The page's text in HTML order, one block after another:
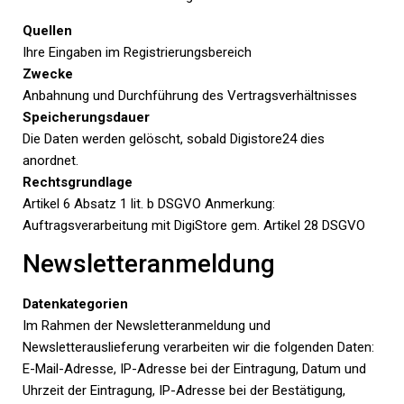
Quellen
Ihre Eingaben im Registrierungsbereich
Zwecke
Anbahnung und Durchführung des Vertragsverhältnisses
Speicherungsdauer
Die Daten werden gelöscht, sobald Digistore24 dies
anordnet.
Rechtsgrundlage
Artikel 6 Absatz 1 lit. b DSGVO Anmerkung:
Auftragsverarbeitung mit DigiStore gem. Artikel 28 DSGVO
Newsletteranmeldung
Datenkategorien
Im Rahmen der Newsletteranmeldung und
Newsletterauslieferung verarbeiten wir die folgenden Daten:
E-Mail-Adresse, IP-Adresse bei der Eintragung, Datum und
Uhrzeit der Eintragung, IP-Adresse bei der Bestätigung,